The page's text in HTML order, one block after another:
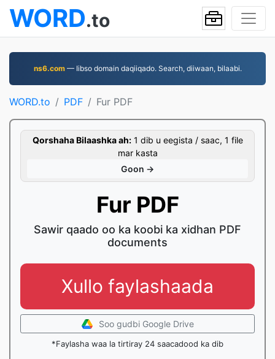
WORD.to
ns6.com— Iibso domain daqiiqado. Search, diiwaan, bilaabi.
WORD.to PDF Fur PDF
Qorshaha Bilaashka ah:1 dib u eegista / saac, 1 file
mar kasta
Goon →
Fur PDF
Sawir qaado oo ka koobi ka xidhan PDF
documents
Xullo faylashaada
Soo gudbi Google Drive
*Faylasha waa la tirtiray 24 saacadood ka dib